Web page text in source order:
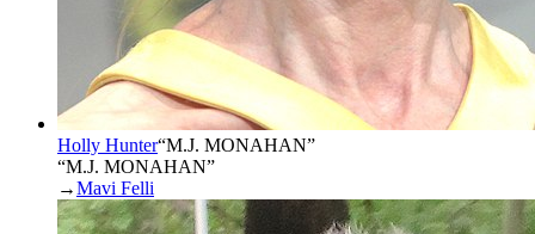
Holly Hunter“M.J. MONAHAN”
“M.J. MONAHAN”
→Mavi Felli